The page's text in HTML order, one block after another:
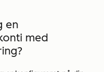
en
med